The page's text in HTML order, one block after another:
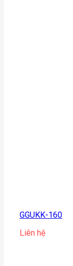
GGUKK-160
Liên hệ